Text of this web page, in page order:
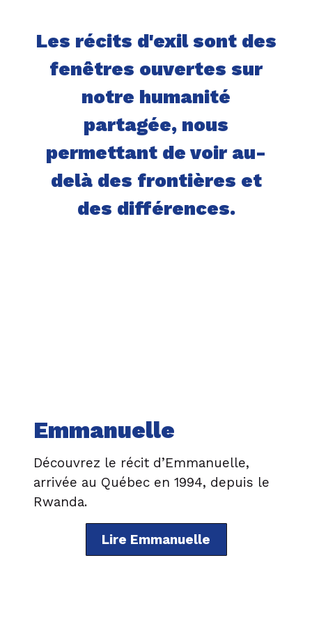
Les récits d'exil sont des
fenêtres ouvertes sur
notre humanité
partagée, nous
permettant de voir au-
delà des frontières et
des différences.
Emmanuelle
Découvrez le récit d’Emmanuelle,
arrivée au Québec en 1994, depuis le
Rwanda.
Lire Emmanuelle